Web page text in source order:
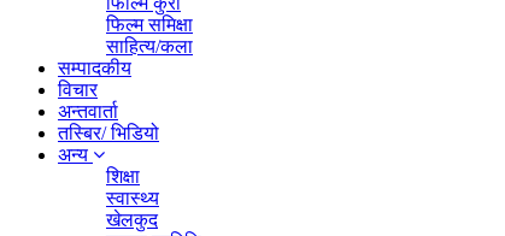
फिल्म समिक्षा
साहित्य/कला
सम्पादकीय
विचार
अन्तवार्ता
तस्बिर/ भिडियो
अन्य
शिक्षा
स्वास्थ्य
खेलकुद